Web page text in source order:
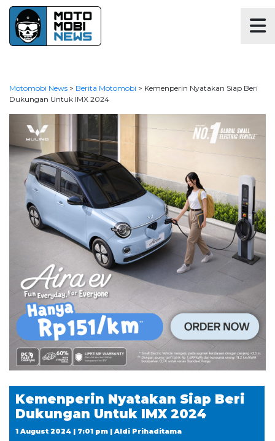
Motomobi News > Berita Motomobi > Kemenperin Nyatakan Siap Beri
Dukungan Untuk IMX 2024
Kemenperin Nyatakan Siap Beri
Dukungan Untuk IMX 2024
1 August 2024 | 7:01 pm | Aldi Prihaditama